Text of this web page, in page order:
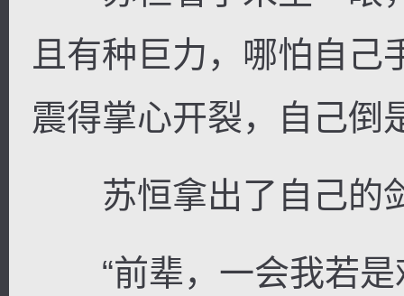
且有种巨力，哪怕自
震得掌心开裂，自己倒
苏恒拿出了自己的
“前辈，一会我若是